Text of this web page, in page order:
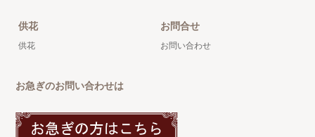
供花
供花
お問合せ
お問い合わせ
お急ぎのお問い合わせは